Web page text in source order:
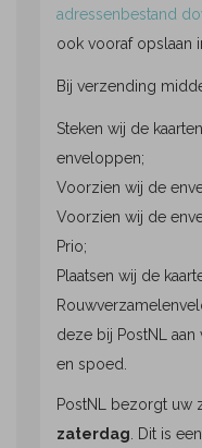
adressenbestand
ook vooraf opslaan
Bij verzending
Steken wij de
enveloppen;
Voorzien wij de
Voorzien wij de
Prio;
Plaatsen wij de
deze bij PostNL
en spoed.
PostNL bezorgt uw
zaterdag . Dit is